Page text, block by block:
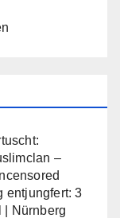
–
entjungfert: 3
| Nürnberg